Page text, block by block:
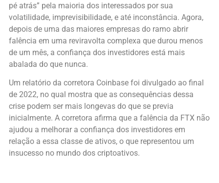
pé atrás” pela maioria dos interessados por sua
volatilidade, imprevisibilidade, e até inconstância. Agora,
depois de uma das maiores empresas do ramo abrir
falência em uma reviravolta complexa que durou menos
de um mês, a confiança dos investidores está mais
abalada do que nunca.
Um relatório da corretora Coinbase foi divulgado ao final
de 2022, no qual mostra que as consequências dessa
crise podem ser mais longevas do que se previa
inicialmente. A corretora afirma que a falência da FTX não
ajudou a melhorar a confiança dos investidores em
relação a essa classe de ativos, o que representou um
insucesso no mundo dos criptoativos.